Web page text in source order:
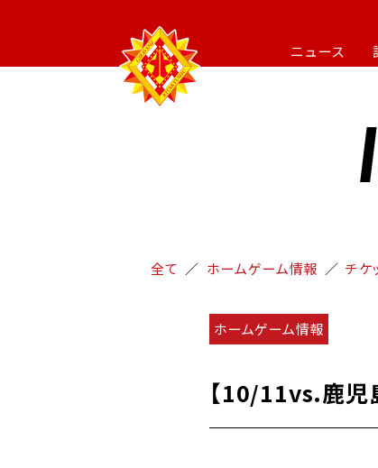
ニュース
全て ホームゲーム情報 チケ
ホームゲーム情報
【10/11vs.鹿児